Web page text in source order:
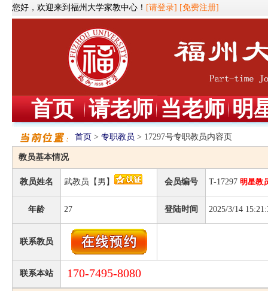
您好，欢迎来到福州大学家教中心！ [请登录] [免费注册]
首页 请老师 当老师 明
首页 > 专职教员 > 17297号专职教员内容页
教员基本情况
教员姓名 武教员【男】 会员编号 T-17297 明星教
年龄 27 登陆时间 2025/3/14
联系教员
联系本站 170-7495-8080